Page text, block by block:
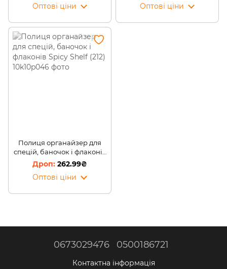
Оптові ціни
Оптові ціни
Полиця органайзер для
спецій, баночок і флаконів
Spicy Shelf (212)
262.99₴
Оптові ціни
0673029476 0500186721
Контактна інформація